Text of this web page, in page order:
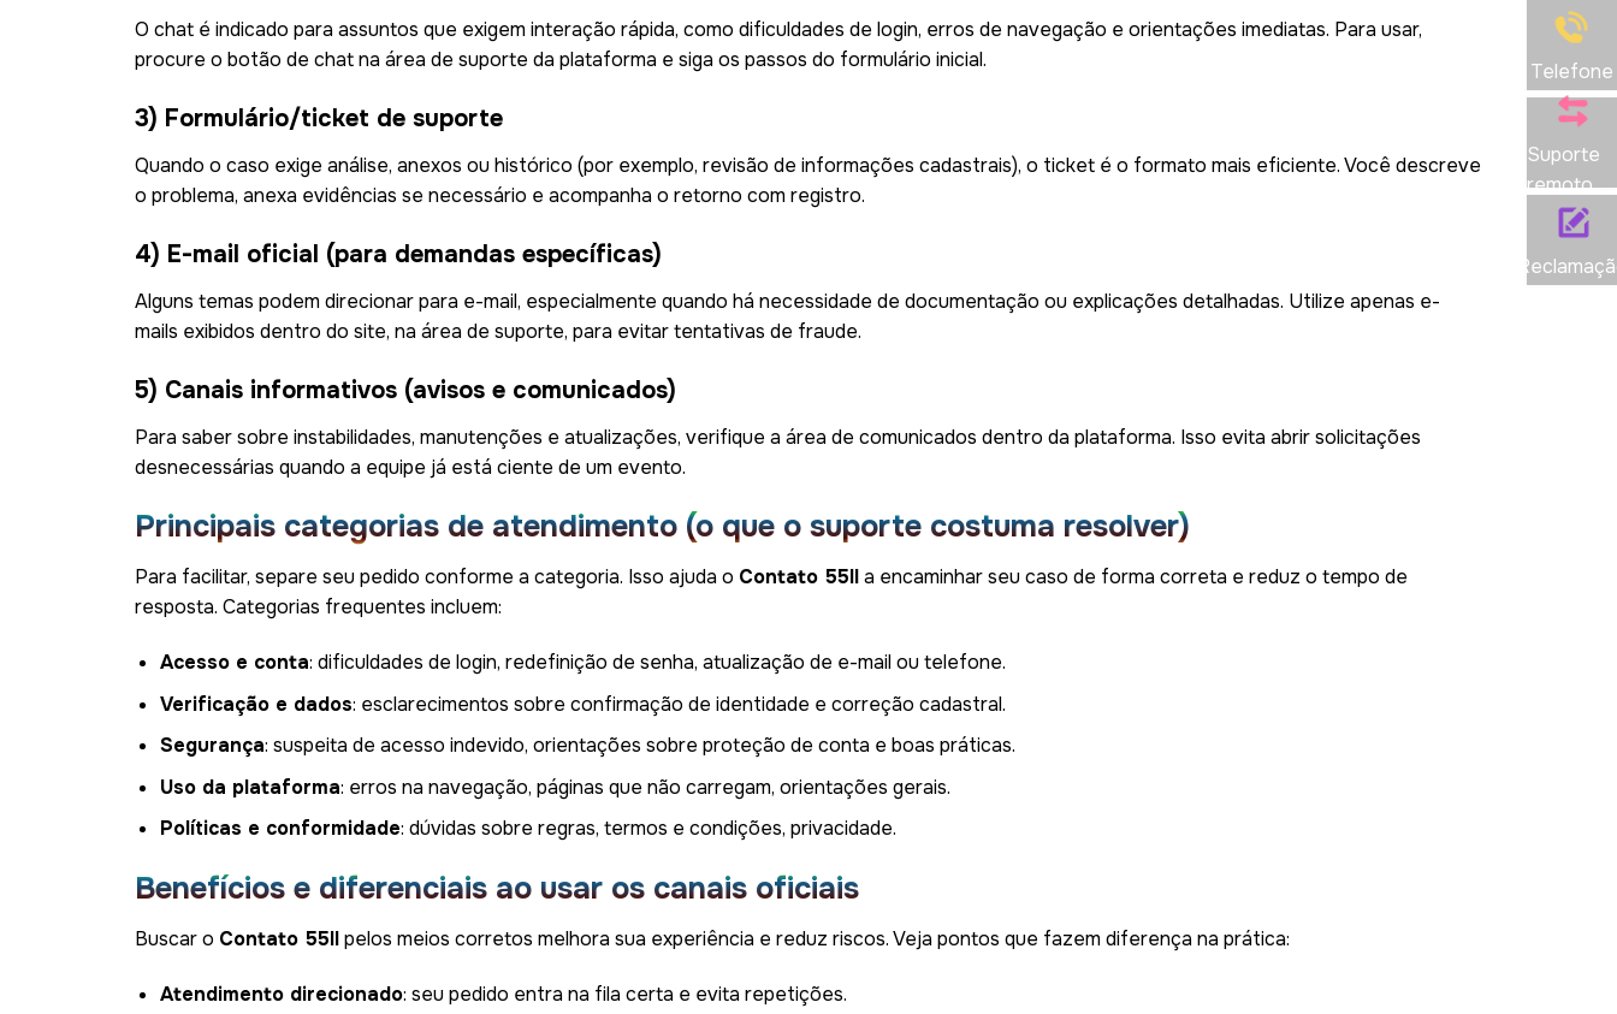
O chat é indicado para assuntos que exigem interação rápida, como dificuldades de login, erros de navegação e orientações imediatas. Para usar,
procure o botão de chat na área de suporte da plataforma e siga os passos do formulário inicial.
3) Formulário/ticket de suporte
Quando o caso exige análise, anexos ou histórico (por exemplo, revisão de informações cadastrais), o ticket é o formato mais eficiente. Você descreve
o problema, anexa evidências se necessário e acompanha o retorno com registro.
4) E-mail oficial (para demandas específicas)
Alguns temas podem direcionar para e-mail, especialmente quando há necessidade de documentação ou explicações detalhadas. Utilize apenas e-
mails exibidos dentro do site, na área de suporte, para evitar tentativas de fraude.
5) Canais informativos (avisos e comunicados)
Para saber sobre instabilidades, manutenções e atualizações, verifique a área de comunicados dentro da plataforma. Isso evita abrir solicitações
desnecessárias quando a equipe já está ciente de um evento.
Principais categorias de atendimento (o que o suporte costuma resolver)
Para facilitar, separe seu pedido conforme a categoria. Isso ajuda o Contato 55lla encaminhar seu caso de forma correta e reduz o tempo de
resposta. Categorias frequentes incluem:
Acesso e conta: dificuldades de login, redefinição de senha, atualização de e-mail ou telefone.
Verificação e dados: esclarecimentos sobre confirmação de identidade e correção cadastral.
Segurança: suspeita de acesso indevido, orientações sobre proteção de conta e boas práticas.
Uso da plataforma: erros na navegação, páginas que não carregam, orientações gerais.
Políticas e conformidade: dúvidas sobre regras, termos e condições, privacidade.
Benefícios e diferenciais ao usar os canais oficiais
Buscar o Contato 55llpelos meios corretos melhora sua experiência e reduz riscos. Veja pontos que fazem diferença na prática:
Atendimento direcionado: seu pedido entra na fila certa e evita repetições.
Telefone
Suporte
remoto